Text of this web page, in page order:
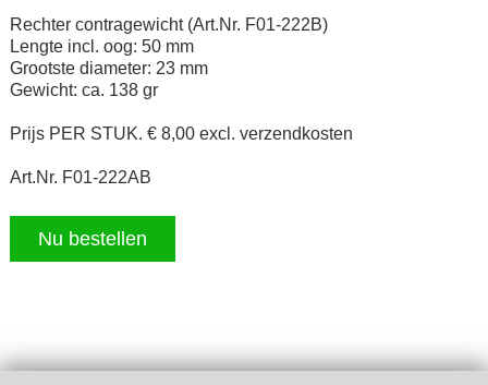
Rechter contragewicht (Art.Nr. F01-222B)
Lengte incl. oog: 50 mm
Grootste diameter: 23 mm
Gewicht: ca. 138 gr
Prijs PER STUK. € 8,00 excl. verzendkosten
Art.Nr. F01-222AB
Nu bestellen